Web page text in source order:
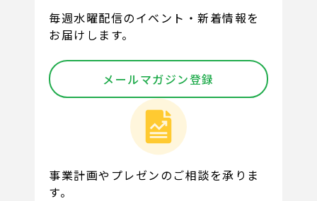
毎週水曜配信のイベント・新着情報を
お届けします。
メールマガジン登録
事業計画やプレゼンのご相談を承りま
す。